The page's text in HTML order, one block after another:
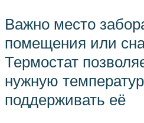
Важно место
помещения или
Термостат
нужную
поддерживать её